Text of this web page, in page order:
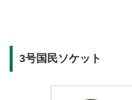
3号国民ソケット